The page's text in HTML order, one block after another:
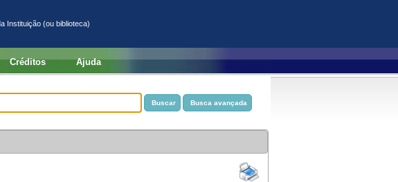
Instituição (ou biblioteca)
Créditos Ajuda